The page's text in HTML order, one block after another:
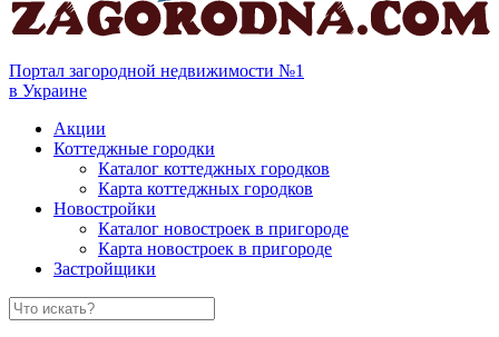
Портал загородной недвижимости №1
в Украине
Акции
Коттеджные городки
Каталог коттеджных городков
Карта коттеджных городков
Новостройки
Каталог новостроек в пригороде
Карта новостроек в пригороде
Застройщики